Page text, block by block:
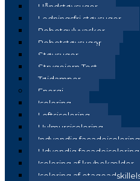
Håndstøvsuger
Ledningsfri støvsuger
Robotgulvvasker
Robotstøvsuger
Støvsuger
Strygejern Test
Tøjdamper
Energi
Isolering
Loftsisolering
Hulmursisolering
Indvendig facadeisolering
Udvendig facadeisolering
Isolering af krybekælder
Isolering af